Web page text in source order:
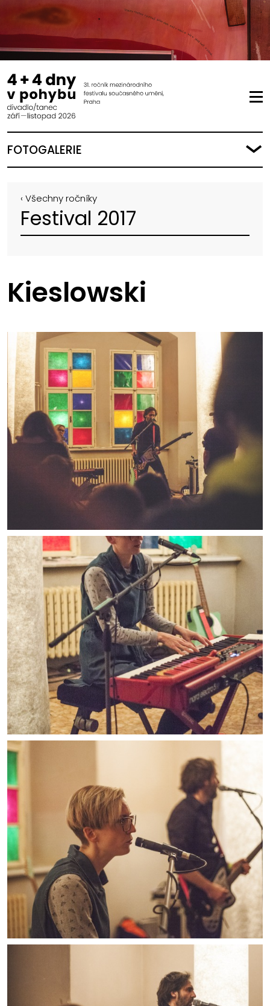
FOTOGALERIE
‹ Všechny ročníky
Festival 2017
Kieslowski